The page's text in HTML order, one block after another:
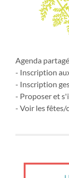
Agenda
- Inscription
- Inscription
- Proposer et
- Voir les fêtes/